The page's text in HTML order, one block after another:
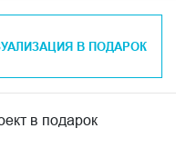
В ПОДАРОК
в подарок